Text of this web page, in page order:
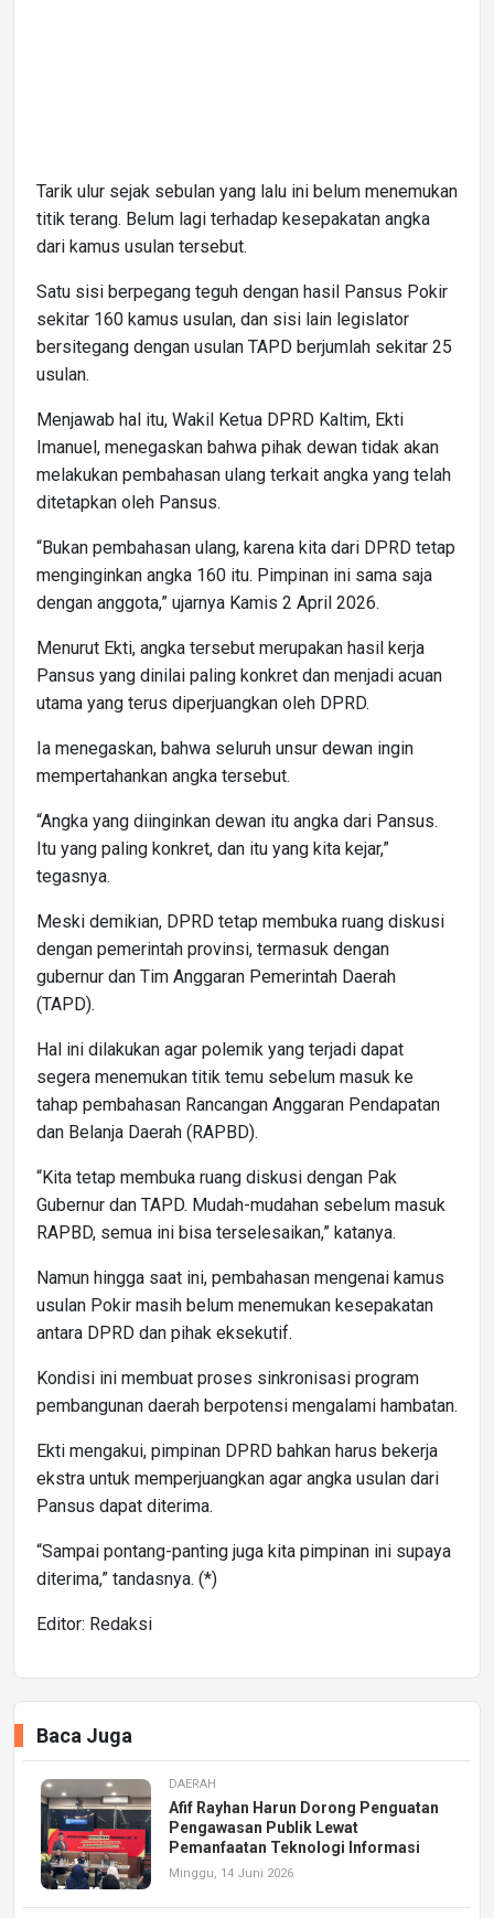
Tarik ulur sejak sebulan yang lalu ini belum menemukan
titik terang. Belum lagi terhadap kesepakatan angka
dari kamus usulan tersebut.
Satu sisi berpegang teguh dengan hasil Pansus Pokir
sekitar 160 kamus usulan, dan sisi lain legislator
bersitegang dengan usulan TAPD berjumlah sekitar 25
usulan.
Menjawab hal itu, Wakil Ketua DPRD Kaltim, Ekti
Imanuel, menegaskan bahwa pihak dewan tidak akan
melakukan pembahasan ulang terkait angka yang telah
ditetapkan oleh Pansus.
“Bukan pembahasan ulang, karena kita dari DPRD tetap
menginginkan angka 160 itu. Pimpinan ini sama saja
dengan anggota,” ujarnya Kamis 2 April 2026.
Menurut Ekti, angka tersebut merupakan hasil kerja
Pansus yang dinilai paling konkret dan menjadi acuan
utama yang terus diperjuangkan oleh DPRD.
Ia menegaskan, bahwa seluruh unsur dewan ingin
mempertahankan angka tersebut.
“Angka yang diinginkan dewan itu angka dari Pansus.
Itu yang paling konkret, dan itu yang kita kejar,”
tegasnya.
Meski demikian, DPRD tetap membuka ruang diskusi
dengan pemerintah provinsi, termasuk dengan
gubernur dan Tim Anggaran Pemerintah Daerah
(TAPD).
Hal ini dilakukan agar polemik yang terjadi dapat
segera menemukan titik temu sebelum masuk ke
tahap pembahasan Rancangan Anggaran Pendapatan
dan Belanja Daerah (RAPBD).
“Kita tetap membuka ruang diskusi dengan Pak
Gubernur dan TAPD. Mudah-mudahan sebelum masuk
RAPBD, semua ini bisa terselesaikan,” katanya.
Namun hingga saat ini, pembahasan mengenai kamus
usulan Pokir masih belum menemukan kesepakatan
antara DPRD dan pihak eksekutif.
Kondisi ini membuat proses sinkronisasi program
pembangunan daerah berpotensi mengalami hambatan.
Ekti mengakui, pimpinan DPRD bahkan harus bekerja
ekstra untuk memperjuangkan agar angka usulan dari
Pansus dapat diterima.
“Sampai pontang-panting juga kita pimpinan ini supaya
diterima,” tandasnya. (*)
Editor: Redaksi
Baca Juga
DAERAH
Afif Rayhan Harun Dorong Penguatan
Pengawasan Publik Lewat
Pemanfaatan Teknologi Informasi
Minggu, 14 Juni 2026